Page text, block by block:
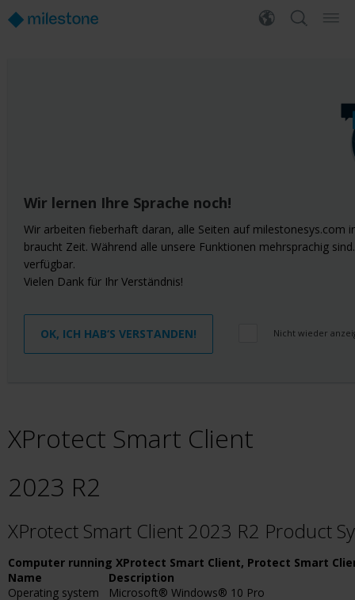
Wir lernen Ihre Sprache noch!
Wir arbeiten fieberhaft daran, alle Seiten auf milestonesys.com
braucht Zeit. Während alle unsere Funktionen mehrsprachig
verfügbar.
Vielen Dank für Ihr Verständnis!
OK, ICH HAB‘S VERSTANDEN! Nicht wieder
XProtect Smart Client
2023 R2
XProtect Smart Client 2023 R2 Product
Computer running XProtect Smart Client, Protect Smart
Name
Description
Operating system
Microsoft® Windows® 10 Pro